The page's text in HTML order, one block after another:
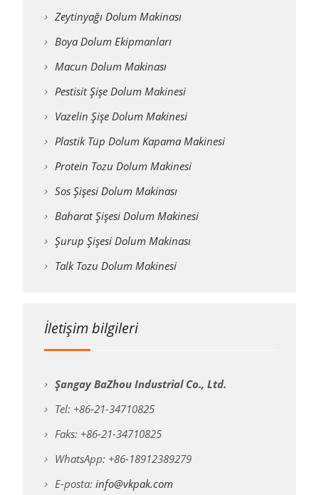
Zeytinyağı Dolum Makinası
Boya Dolum Ekipmanları
Macun Dolum Makinası
Pestisit Şişe Dolum Makinesi
Vazelin Şişe Dolum Makinesi
Plastik Tüp Dolum Kapama Makinesi
Protein Tozu Dolum Makinesi
Sos Şişesi Dolum Makinası
Baharat Şişesi Dolum Makinesi
Şurup Şişesi Dolum Makinası
Talk Tozu Dolum Makinesi
İletişim bilgileri
Şangay BaZhou Industrial Co., Ltd.
Tel: +86-21-34710825
Faks: +86-21-34710825
WhatsApp: +86-18912389279
E-posta: info@vkpak.com